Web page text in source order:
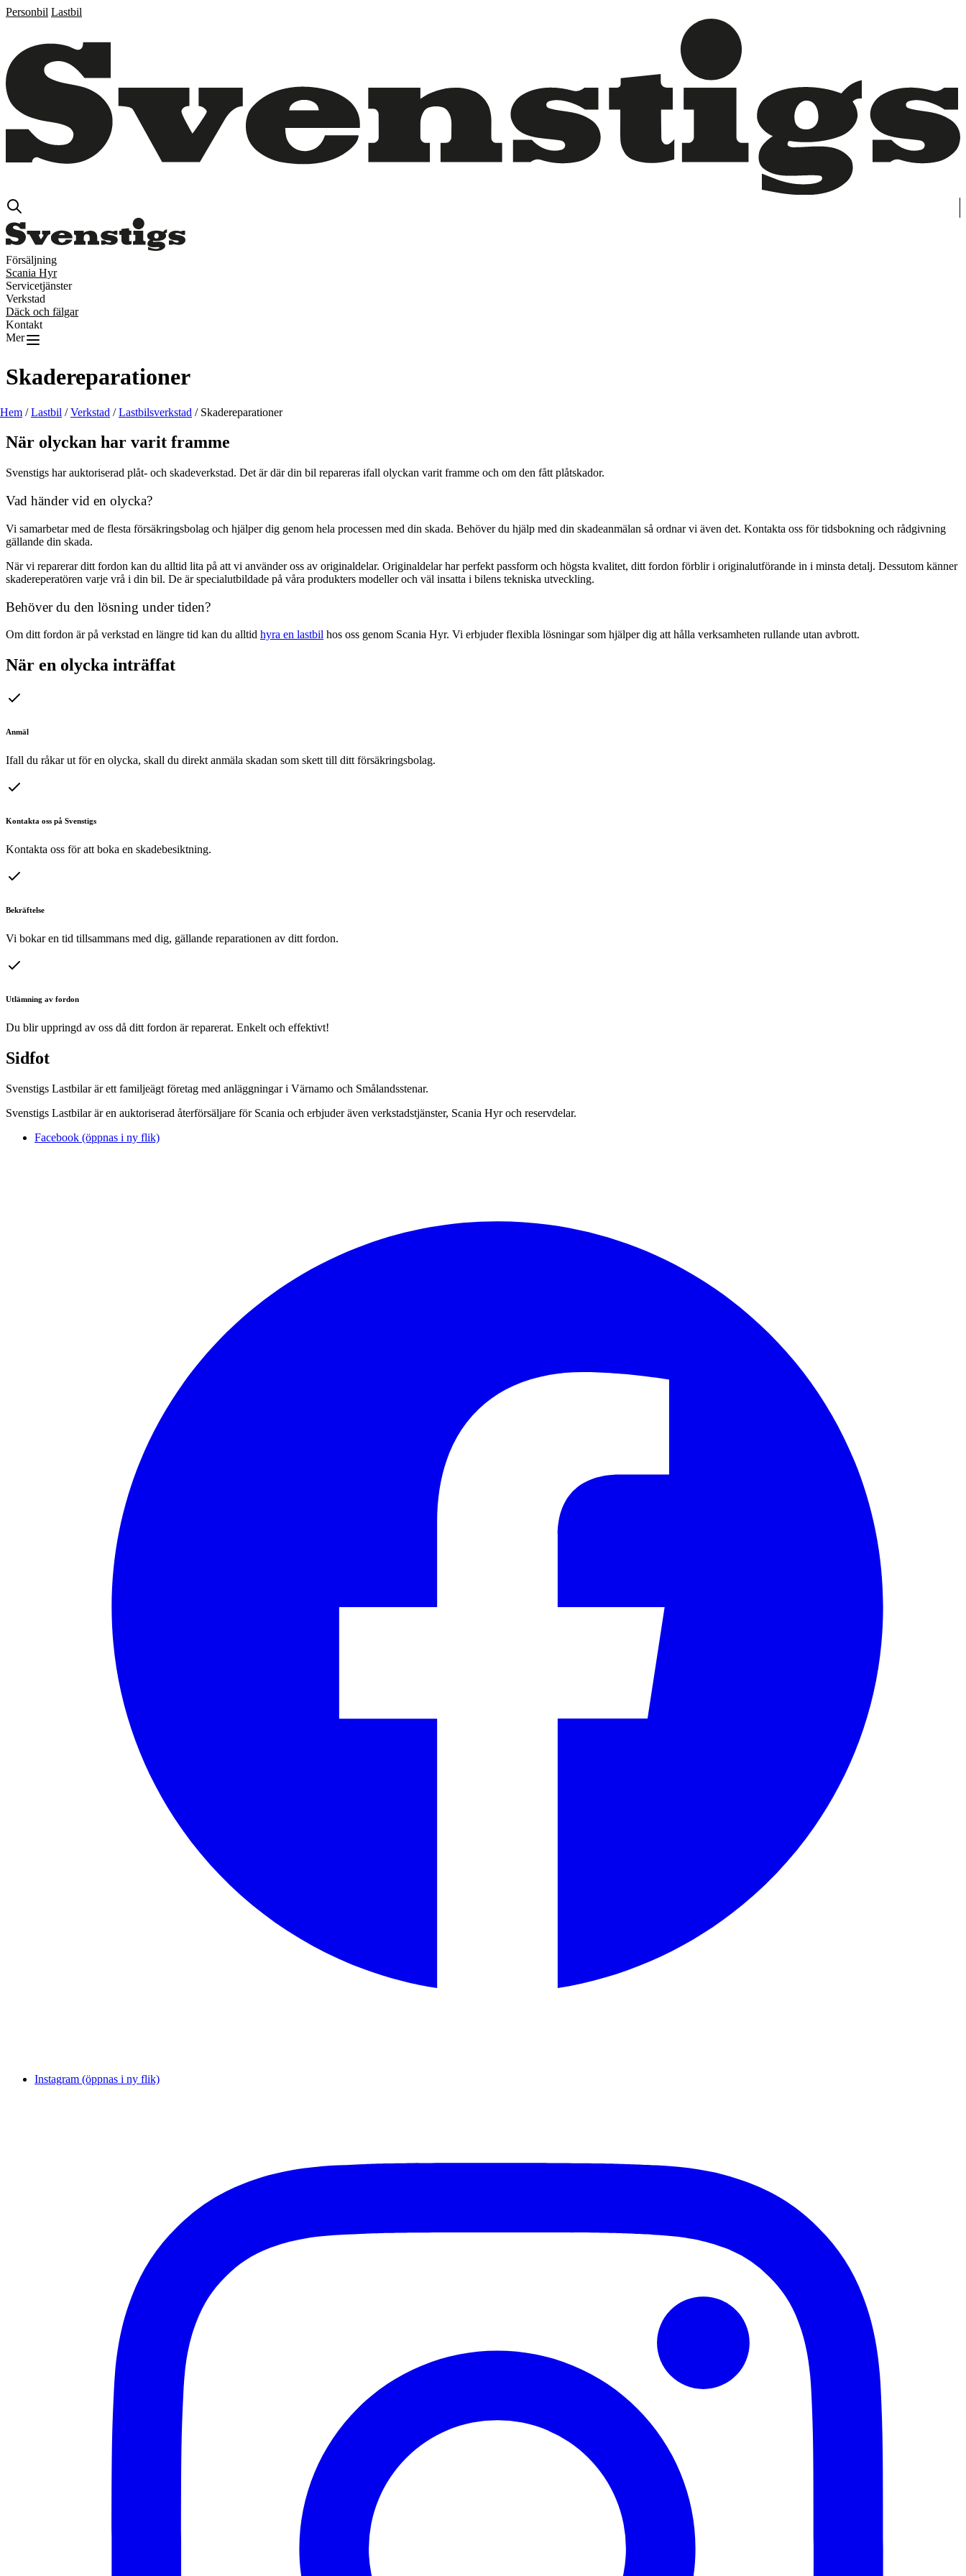
Personbil Lastbil
Försäljning
Scania Hyr
Servicetjänster
Verkstad
Däck och fälgar
Kontakt
Mer
Skadereparationer
Hem /Lastbil /Verkstad /Lastbilsverkstad / Skadereparationer
När olyckan har varit framme
Svenstigs har auktoriserad plåt- och skadeverkstad. Det är där din bil repareras ifall olyckan varit framme och om den fått plåtskador.
Vad händer vid en olycka?
Vi samarbetar med de flesta försäkringsbolag och hjälper dig genom hela processen med din skada. Behöver du hjälp med din skadeanmälan så ordnar vi även det. Kontakta oss för tidsbokning och rådgivning
gällande din skada.
När vi reparerar ditt fordon kan du alltid lita på att vi använder oss av originaldelar. Originaldelar har perfekt passform och högsta kvalitet, ditt fordon förblir i originalutförande in i minsta detalj. Dessutom känner
skadereperatören varje vrå i din bil. De är specialutbildade på våra produkters modeller och väl insatta i bilens tekniska utveckling.
Behöver du den lösning under tiden?
Om ditt fordon är på verkstad en längre tid kan du alltid hyra en lastbil hos oss genom Scania Hyr. Vi erbjuder flexibla lösningar som hjälper dig att hålla verksamheten rullande utan avbrott.
När en olycka inträffat
Anmäl
Ifall du råkar ut för en olycka, skall du direkt anmäla skadan som skett till ditt försäkringsbolag.
Kontakta oss på Svenstigs
Kontakta oss för att boka en skadebesiktning.
Bekräftelse
Vi bokar en tid tillsammans med dig, gällande reparationen av ditt fordon.
Utlämning av fordon
Du blir uppringd av oss då ditt fordon är reparerat. Enkelt och effektivt!
Sidfot
Svenstigs Lastbilar är ett familjeägt företag med anläggningar i Värnamo och Smålandsstenar.
Svenstigs Lastbilar är en auktoriserad återförsäljare för Scania och erbjuder även verkstadstjänster, Scania Hyr och reservdelar.
Facebook (öppnas i ny flik)
Instagram (öppnas i ny flik)